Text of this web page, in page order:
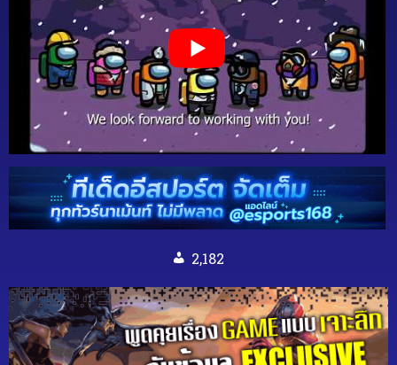
2,182